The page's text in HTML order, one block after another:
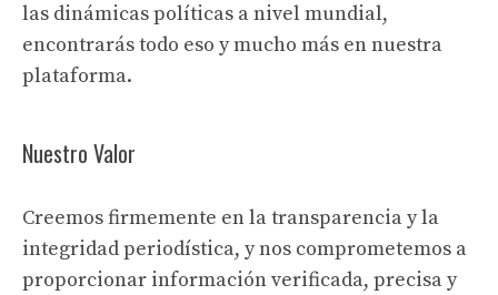
las dinámicas políticas a nivel mundial,
encontrarás todo eso y mucho más en nuestra
plataforma.
Nuestro Valor
Creemos firmemente en la transparencia y la
integridad periodística, y nos comprometemos a
proporcionar información verificada, precisa y